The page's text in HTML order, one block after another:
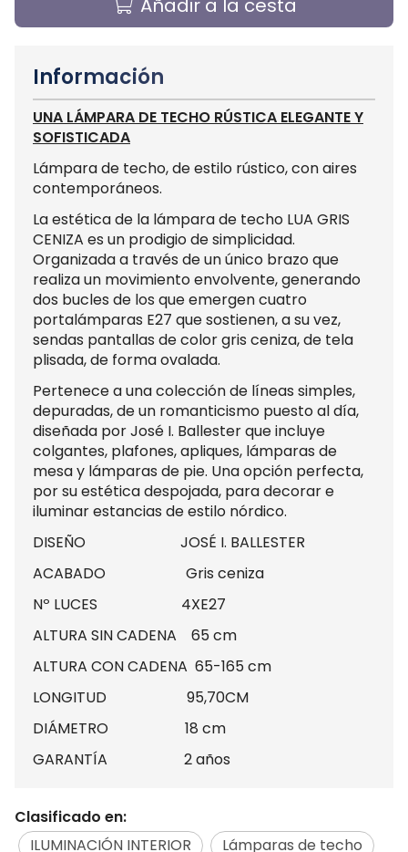
Añadir a la cesta
Información
UNA LÁMPARA DE TECHO RÚSTICA ELEGANTE Y
SOFISTICADA
Lámpara de techo, de estilo rústico, con aires
contemporáneos.
La estética de la lámpara de techo LUA GRIS
CENIZA es un prodigio de simplicidad.
Organizada a través de un único brazo que
realiza un movimiento envolvente, generando
dos bucles de los que emergen cuatro
portalámparas E27 que sostienen, a su vez,
sendas pantallas de color gris ceniza, de tela
plisada, de forma ovalada.
Pertenece a una colección de líneas simples,
depuradas, de un romanticismo puesto al día,
diseñada por José I. Ballester que incluye
colgantes, plafones, apliques, lámparas de
mesa y lámparas de pie. Una opción perfecta,
por su estética despojada, para decorar e
iluminar estancias de estilo nórdico.
DISEÑO JOSÉ I. BALLESTER
ACABADO Gris ceniza
Nº LUCES 4XE27
ALTURA SIN CADENA 65 cm
ALTURA CON CADENA 65-165 cm
LONGITUD 95,70CM
DIÁMETRO 18 cm
GARANTÍA 2 años
Clasificado en:
ILUMINACIÓN INTERIOR
Lámparas de techo